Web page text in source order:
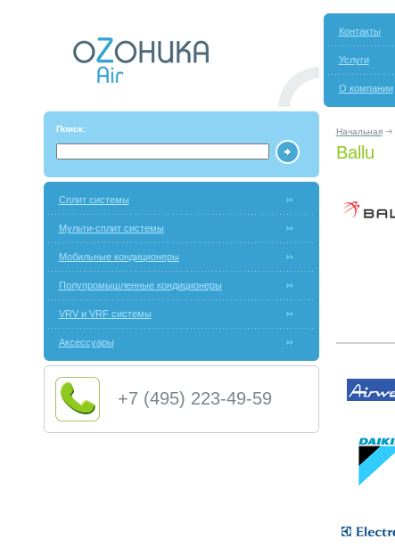
Контакты
Услуги
О компании
Поиск: Начальная
Ballu
Сплит системы
Мульти-сплит системы
Мобильные кондиционеры
Полупромышленные кондиционеры
VRV и VRF системы
Аксессуары
+7 (495) 223-49-59